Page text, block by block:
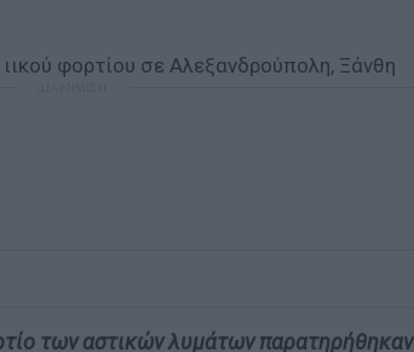
των αστικών λυμάτων παρατηρήθηκαν